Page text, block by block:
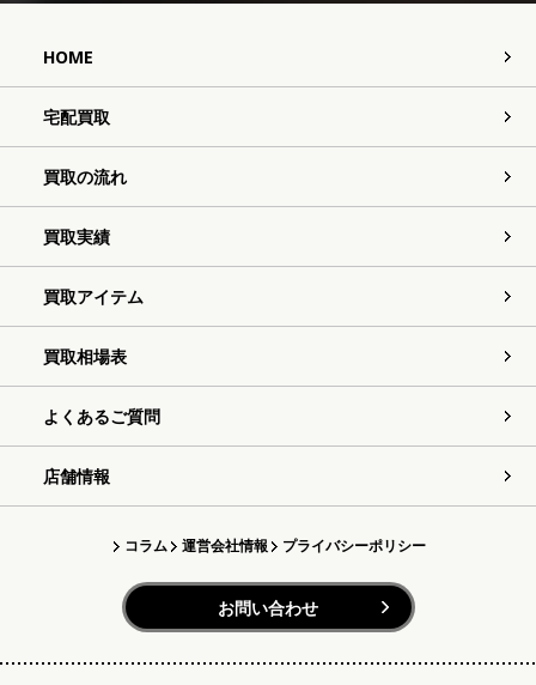
HOME
宅配買取
買取の流れ
買取実績
買取アイテム
買取相場表
よくあるご質問
店舗情報
コラム 運営会社情報 プライバシーポリシー
お問い合わせ